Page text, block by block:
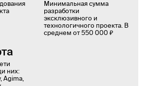
Минимальная сумма
разработки
эксклюзивного и
технологичного проекта. В
среднем от 550 000 ₽
них:
Agima,